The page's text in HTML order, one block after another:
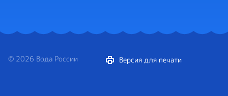
© 2026 Вода России Версия для печати